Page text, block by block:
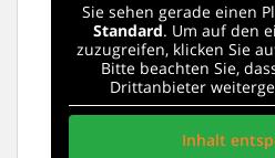
Sie sehen gerade einen
Standard. Um auf den
zuzugreifen, klicken Sie
Bitte beachten Sie,
Drittanbieter
Inhalt